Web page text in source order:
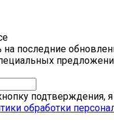
последние
подтверждения,
обработки